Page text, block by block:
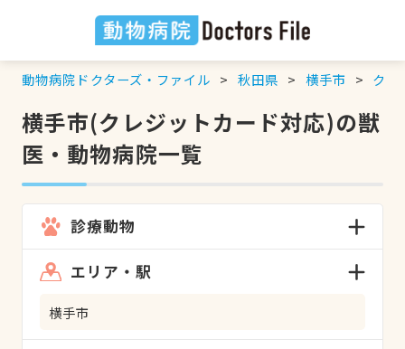
動物病院ドクターズ・ファイル 秋田県 横手市 クレ
横手市(クレジットカード対応)の獣
医・動物病院一覧
診療動物
エリア・駅
横手市